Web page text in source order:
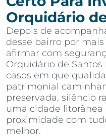
Orquidário
Depois de
desse bairro por
afirmar com
Orquidário de
casos em que
patrimonial
preservada, silêncio
uma cidade litorânea
proximidade com
melhor.